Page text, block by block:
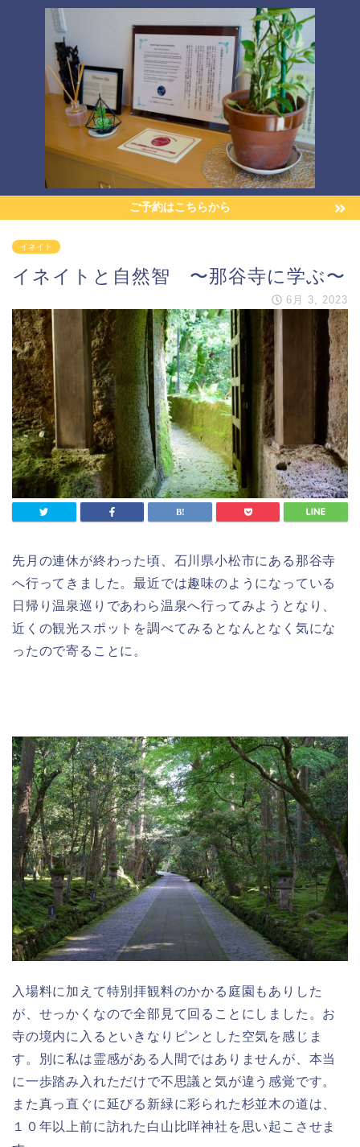
ご予約はこちらから
イネイト
イネイトと自然智 〜那谷寺に学ぶ〜
6月 3, 2023
先月の連休が終わった頃、石川県小松市にある那谷寺
へ行ってきました。最近では趣味のようになっている
日帰り温泉巡りであわら温泉へ行ってみようとなり、
近くの観光スポットを調べてみるとなんとなく気にな
ったので寄ることに。
入場料に加えて特別拝観料のかかる庭園もありした
が、せっかくなので全部見て回ることにしました。お
寺の境内に入るといきなりピンとした空気を感じま
す。別に私は霊感がある人間ではありませんが、本当
に一歩踏み入れただけで不思議と気が違う感覚です。
また真っ直ぐに延びる新緑に彩られた杉並木の道は、
１０年以上前に訪れた白山比咩神社を思い起こさせま